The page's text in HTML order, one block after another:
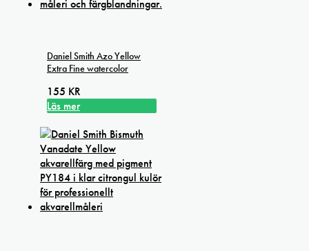
Daniel Smith Azo Yellow
Extra Fine watercolor
155 KR
Läs mer